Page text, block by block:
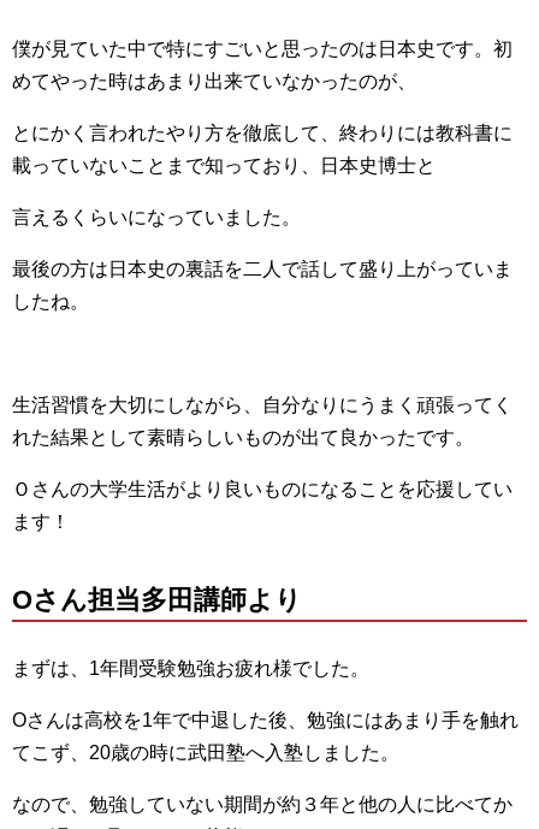
僕が見ていた中で特にすごいと思ったのは日本史です。初
めてやった時はあまり出来ていなかったのが、
とにかく言われたやり方を徹底して、終わりには教科書に
載っていないことまで知っており、日本史博士と
言えるくらいになっていました。
最後の方は日本史の裏話を二人で話して盛り上がっていま
したね。
生活習慣を大切にしながら、自分なりにうまく頑張ってく
れた結果として素晴らしいものが出て良かったです。
Ｏさんの大学生活がより良いものになることを応援してい
ます！
Oさん担当多田講師より
まずは、1年間受験勉強お疲れ様でした。
Oさんは高校を1年で中退した後、勉強にはあまり手を触れ
てこず、20歳の時に武田塾へ入塾しました。
なので、勉強していない期間が約３年と他の人に比べてか